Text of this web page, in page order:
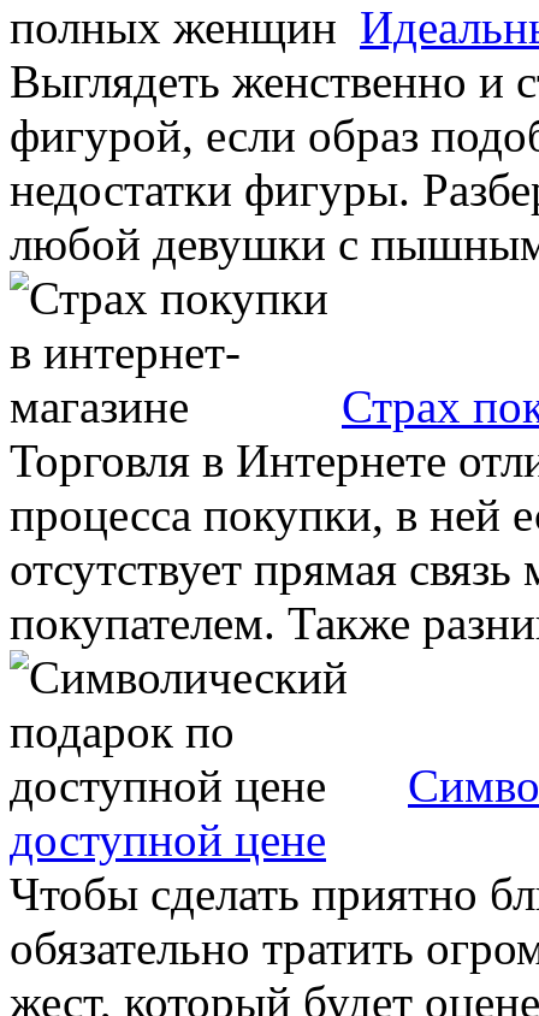
Выглядеть женственно и
фигурой, если образ
недостатки фигуры.
любой девушки с
Страх
Торговля в Интернете
процесса покупки, в ней
отсутствует прямая
покупателем. Также
доступной цене
Чтобы сделать приятно
обязательно тратить
жест, который будет